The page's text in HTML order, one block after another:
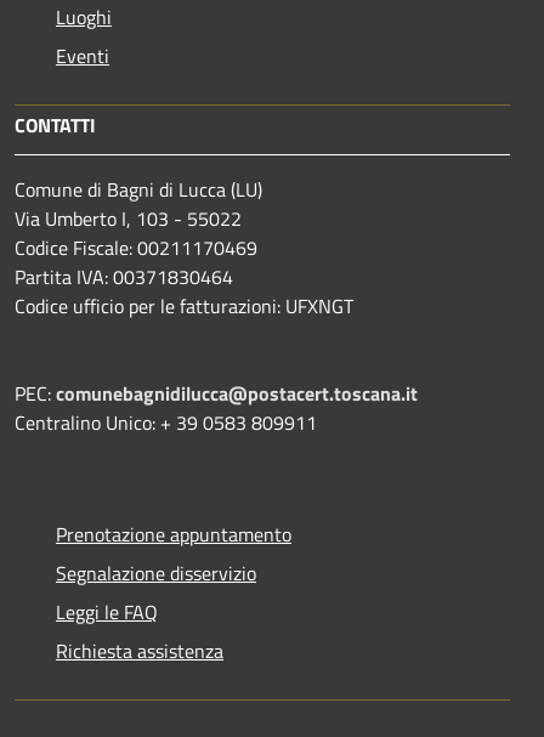
Luoghi
Eventi
CONTATTI
Comune di Bagni di Lucca (LU)
Via Umberto I, 103 - 55022
Codice Fiscale: 00211170469
Partita IVA: 00371830464
Codice ufficio per le fatturazioni: UFXNGT
PEC:comunebagnidilucca@postacert.toscana.it
Centralino Unico: + 39 0583 809911
Prenotazione appuntamento
Segnalazione disservizio
Leggi le FAQ
Richiesta assistenza